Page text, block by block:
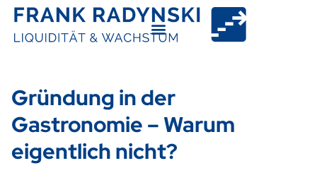
Gründung in der
Gastronomie – Warum
eigentlich nicht?